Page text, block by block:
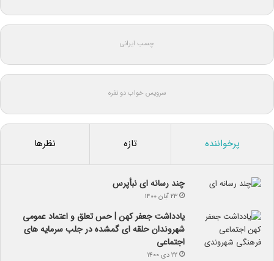
چسب ایرانی
سرویس خواب دو نفره
پرخواننده تازه نظرها
چند رسانه ای نبأپرس
۲۳ آبان ۱۴۰۰
یادداشت جعفر کهن | حس تعلق و اعتماد عمومی
شهروندان حلقه ای گمشده در جلب سرمایه های
اجتماعی
۲۲ دی ۱۴۰۰